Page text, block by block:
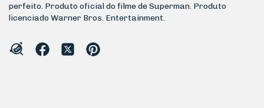
perfeito. Produto oficial do filme de Superman. Produto
licenciado Warner Bros. Entertainment.